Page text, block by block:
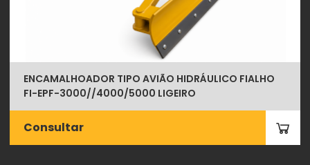
ENCAMALHOADOR TIPO AVIÃO HIDRÁULICO FIALHO
FI-EPF-3000//4000/5000 LIGEIRO
Consultar